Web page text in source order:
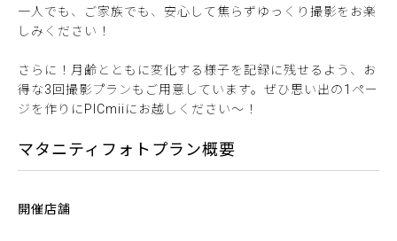
一人でも、ご家族でも、安心して焦らずゆっくり撮影をお楽
しみください！
さらに！月齢とともに変化する様子を記録に残せるよう、お
得な3回撮影プランもご用意しています。ぜひ思い出の1ペー
ジを作りにPICmiiにお越しください～！
マタニティフォトプラン概要
開催店舗